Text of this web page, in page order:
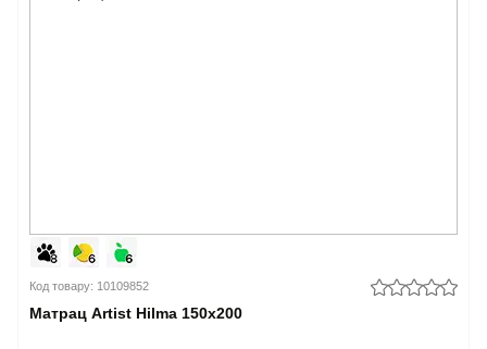
Код товару: 10109852
Матрац Artist Hilma 150x200